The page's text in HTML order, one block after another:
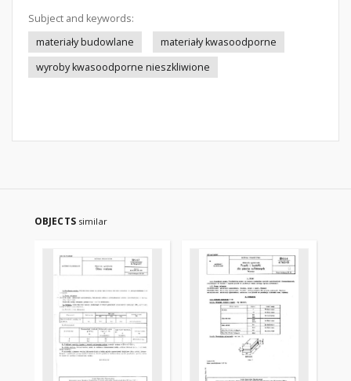
Subject and keywords:
materiały budowlane
materiały kwasoodporne
wyroby kwasoodporne nieszkliwione
OBJECTS similar